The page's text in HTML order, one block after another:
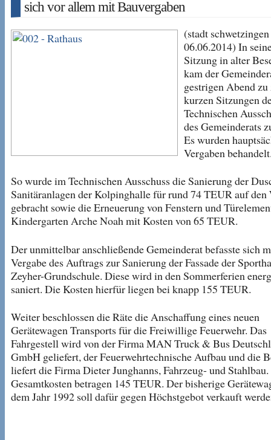
sich vor allem mit Bauvergaben
(stadt
06.06.2014) In
Sitzung in alter
kam der
gestrigen Abend
kurzen Sitzungen
Technischen
des Gemeinderats
Es wurden
Vergaben
So wurde im Technischen Ausschuss die Sanierung der
Sanitäranlagen der Kolpinghalle für rund 74 TEUR auf den
gebracht sowie die Erneuerung von Fenstern und
Kindergarten Arche Noah mit Kosten von 65 TEUR.
Der unmittelbar anschließende Gemeinderat befasste sich
Vergabe des Auftrags zur Sanierung der Fassade der
Zeyher-Grundschule. Diese wird in den Sommerferien
saniert. Die Kosten hierfür liegen bei knapp 155 TEUR.
Weiter beschlossen die Räte die Anschaffung eines neuen
Gerätewagen Transports für die Freiwillige Feuerwehr. Das
Fahrgestell wird von der Firma MAN Truck & Bus
GmbH geliefert, der Feuerwehrtechnische Aufbau und die
liefert die Firma Dieter Junghanns, Fahrzeug- und
Gesamtkosten betragen 145 TEUR. Der bisherige
dem Jahr 1992 soll dafür gegen Höchstgebot verkauft